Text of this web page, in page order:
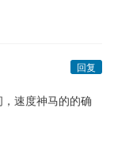
回复
速度神马的的确